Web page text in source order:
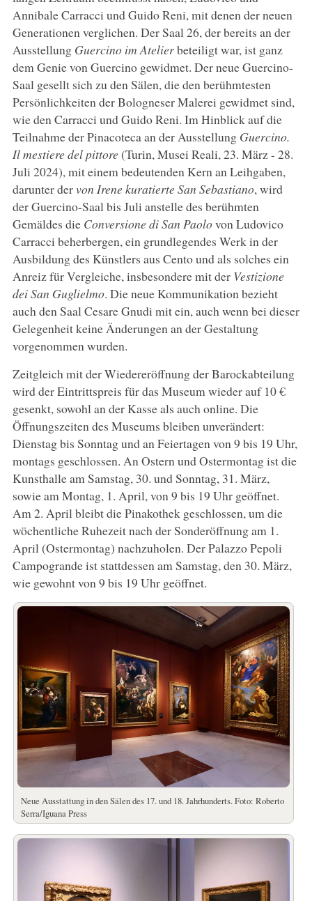
Annibale Carracci und Guido Reni, mit denen der neuen
Generationen verglichen. Der Saal 26, der bereits an der
Ausstellung Guercino im Atelierbeteiligt war, ist ganz
dem Genie von Guercino gewidmet. Der neue Guercino-
Saal gesellt sich zu den Sälen, die den berühmtesten
Persönlichkeiten der Bologneser Malerei gewidmet sind,
wie den Carracci und Guido Reni. Im Hinblick auf die
Teilnahme der Pinacoteca an der Ausstellung Guercino.
Il mestiere del pittore(Turin, Musei Reali, 23. März - 28.
Juli 2024), mit einem bedeutenden Kern an Leihgaben,
darunter dervon Irene kuratierte San Sebastiano, wird
der Guercino-Saal bis Juli anstelle des berühmten
Gemäldes die Conversione di San Paolovon Ludovico
Carracci beherbergen, ein grundlegendes Werk in der
Ausbildung des Künstlers aus Cento und als solches ein
Anreiz für Vergleiche, insbesondere mit der Vestizione
dei San Guglielmo. Die neue Kommunikation bezieht
auch den Saal Cesare Gnudi mit ein, auch wenn bei dieser
Gelegenheit keine Änderungen an der Gestaltung
vorgenommen wurden.
Zeitgleich mit der Wiedereröffnung der Barockabteilung
wird der Eintrittspreis für das Museum wieder auf 10 €
gesenkt, sowohl an der Kasse als auch online. Die
Öffnungszeiten des Museums bleiben unverändert:
Dienstag bis Sonntag und an Feiertagen von 9 bis 19 Uhr,
montags geschlossen. An Ostern und Ostermontag ist die
Kunsthalle am Samstag, 30. und Sonntag, 31. März,
sowie am Montag, 1. April, von 9 bis 19 Uhr geöffnet.
Am 2. April bleibt die Pinakothek geschlossen, um die
wöchentliche Ruhezeit nach der Sonderöffnung am 1.
April (Ostermontag) nachzuholen. Der Palazzo Pepoli
Campogrande ist stattdessen am Samstag, den 30. März,
wie gewohnt von 9 bis 19 Uhr geöffnet.
Neue Ausstattung in den Sälen des 17. und 18. Jahrhunderts. Foto: Roberto
Serra/Iguana Press